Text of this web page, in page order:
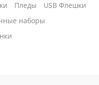
Пледы
USB Флешки
наборы